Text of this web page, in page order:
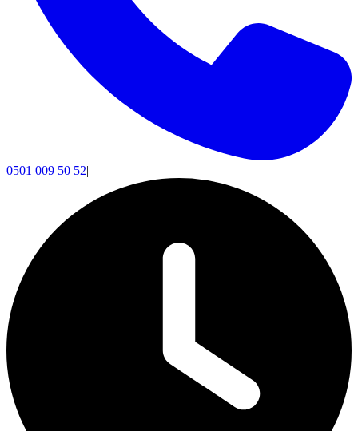
0501 009 50 52|